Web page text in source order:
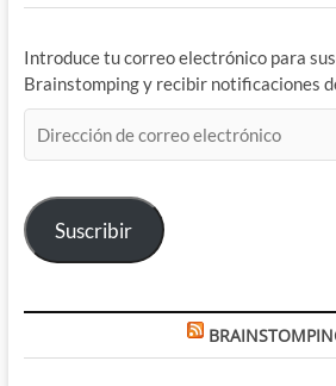
Introduce tu correo electrónico para
Brainstomping y recibir notificaciones
de
electrónico
Suscribir